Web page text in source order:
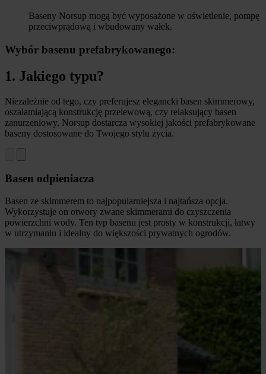
Baseny Norsup mogą być wyposażone w oświetlenie, pompę
przeciwprądową i wbudowany wałek.
Wybór basenu prefabrykowanego:
1. Jakiego typu?
Niezależnie od tego, czy preferujesz elegancki basen skimmerowy,
oszałamiającą konstrukcję przelewową, czy relaksujący basen
zanurzeniowy, Norsup dostarcza wysokiej jakości prefabrykowane
baseny dostosowane do Twojego stylu życia.
Basen odpieniacza
Basen ze skimmerem to najpopularniejsza i najtańsza opcja.
Wykorzystuje on otwory zwane skimmerami do czyszczenia
powierzchni wody. Ten typ basenu jest prosty w konstrukcji, łatwy
w utrzymaniu i idealny do większości prywatnych ogrodów.